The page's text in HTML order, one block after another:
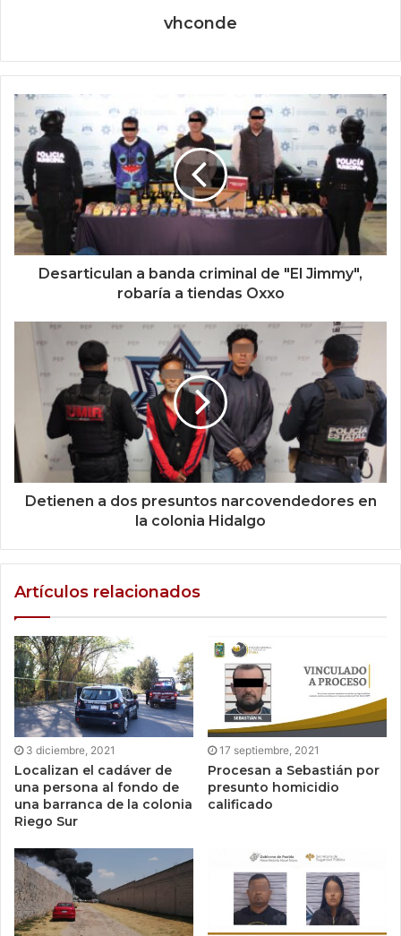
vhconde
Desarticulan a banda criminal de "El Jimmy",
robaría a tiendas Oxxo
Detienen a dos presuntos narcovendedores en
la colonia Hidalgo
Artículos relacionados
3 diciembre, 2021
Localizan el cadáver de
una persona al fondo de
una barranca de la colonia
Riego Sur
17 septiembre, 2021
Procesan a Sebastián por
presunto homicidio
calificado